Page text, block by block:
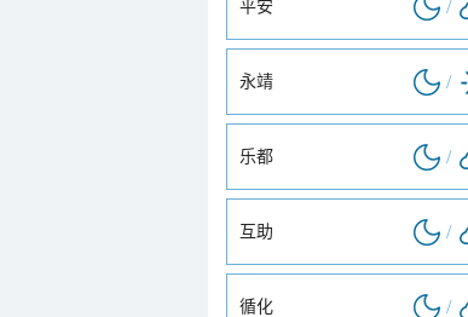
平安 /
永靖 /
乐都 /
互助 /
循化 /